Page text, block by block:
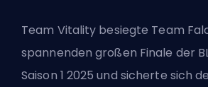
Team Vitality besiegte Team
spannenden großen Finale der
Saison 1 2025 und sicherte sich